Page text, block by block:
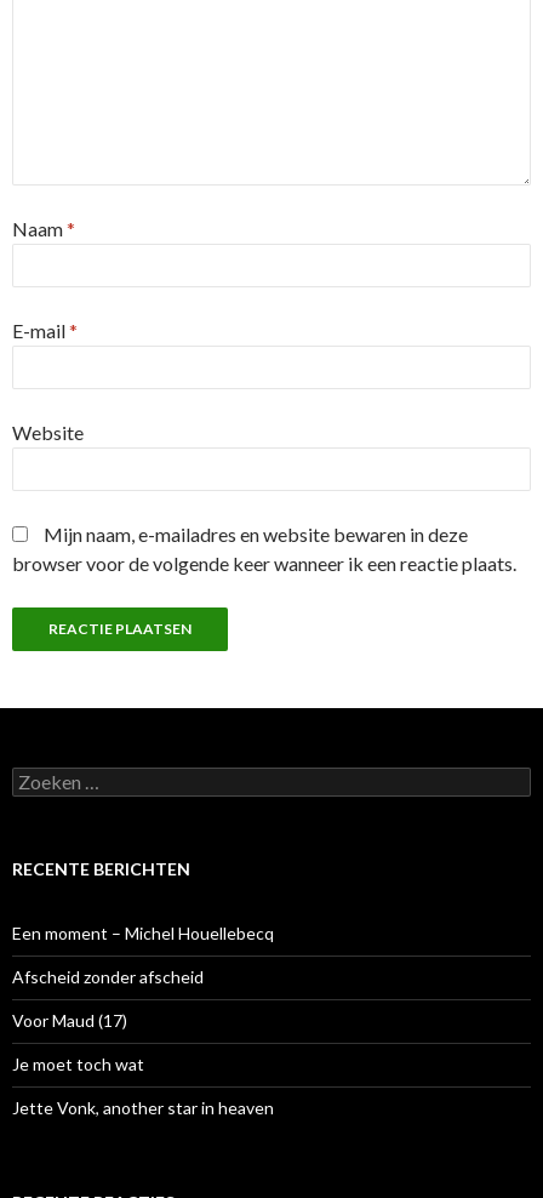
Naam*
E-mail*
Website
Mijn naam, e-mailadres en website bewaren in deze
browser voor de volgende keer wanneer ik een reactie plaats.
Z
o
e
a
a
r
:
RECENTE BERICHTEN
Een moment – Michel Houellebecq
Afscheid zonder afscheid
Voor Maud (17)
Je moet toch wat
Jette Vonk, another star in heaven